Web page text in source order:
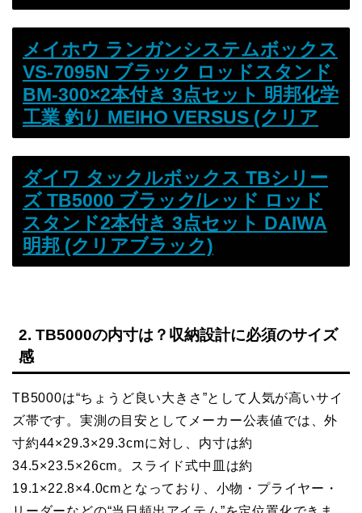
メイホウ ランガンシステムボックス
VS-7095N ブラック ロッドスタンド
BM-300×2本付き 3点セット 明邦化学
工業 釣り MEIHO VERSUS (クリア
ダイワ タックルボックス TBシリー
ズ TB5000 ブラック/レッド ロッド
スタンド2本付き 3点セット DAIWA
明邦 (クリアブラック)
2. TB5000の内寸は？収納設計に必須のサイズ
感
TB5000は“ちょうど良い大きさ”として人気が高いサイ
ズ帯です。実測の目安としてメーカー公表値では、外
寸約44×29.3×29.3cmに対し、内寸は約
34.5×23.5×26cm。スライド式中皿は約
19.1×22.8×4.0cmとなっており、小物・プライヤー・